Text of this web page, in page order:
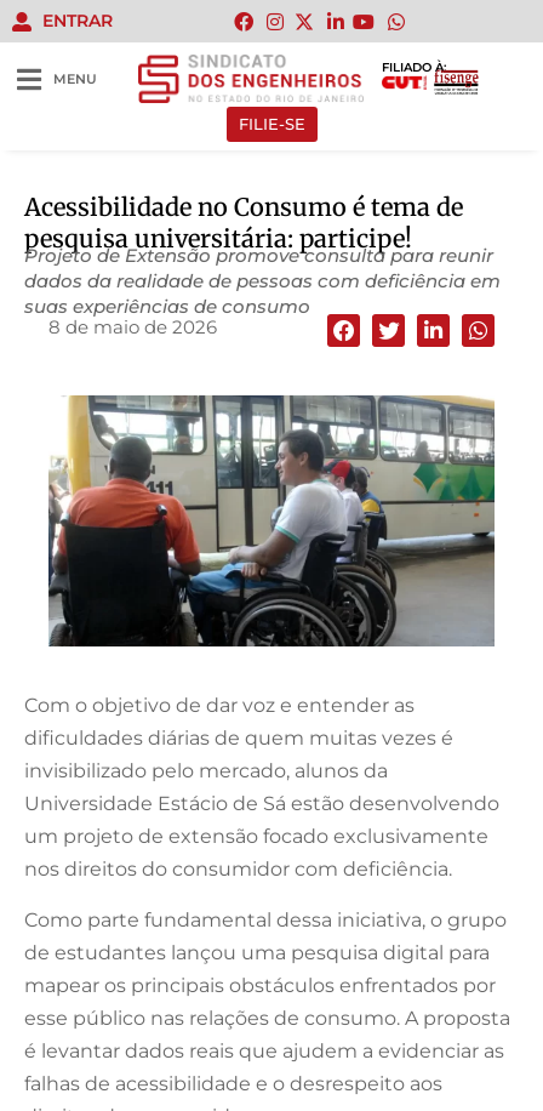
ENTRAR
MENU
FILIADO À:
FILIE-SE
Acessibilidade no Consumo é tema de
pesquisa universitária: participe!
Projeto de Extensão promove consulta para reunir
dados da realidade de pessoas com deficiência em
suas experiências de consumo
8 de maio de 2026
Com o objetivo de dar voz e entender as
dificuldades diárias de quem muitas vezes é
invisibilizado pelo mercado, alunos da
Universidade Estácio de Sá estão desenvolvendo
um projeto de extensão focado exclusivamente
nos direitos do consumidor com deficiência.
Como parte fundamental dessa iniciativa, o grupo
de estudantes lançou uma pesquisa digital para
mapear os principais obstáculos enfrentados por
esse público nas relações de consumo. A proposta
é levantar dados reais que ajudem a evidenciar as
falhas de acessibilidade e o desrespeito aos